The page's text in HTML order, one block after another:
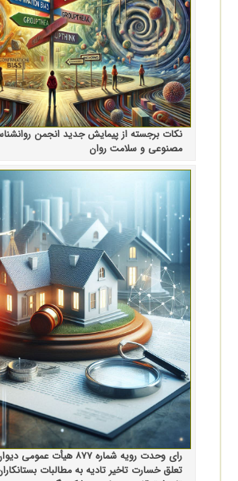
نکات برجسته از پیمایش جدید انجمن
مصنوعی و سلامت روان
رای وحدت رویه شماره ۸۷۷
تعلق خسارت تاخیر تادیه به مطالبات